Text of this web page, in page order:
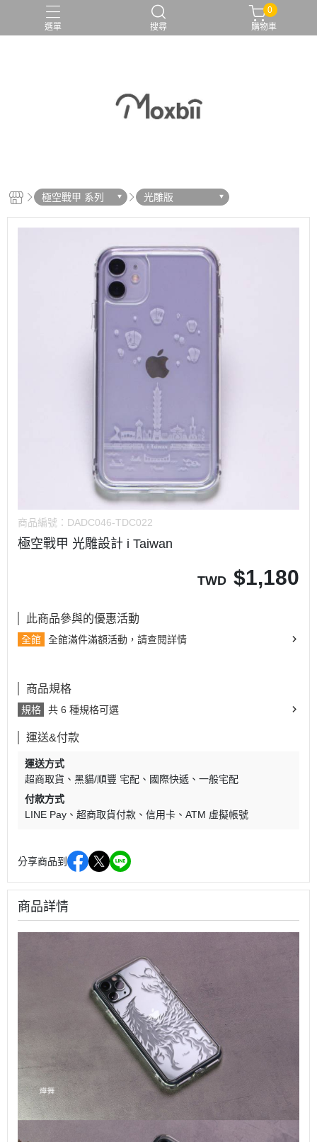
選單 搜尋
0
購物車
極空戰甲 系列 光雕版
商品編號： DADC046-TDC022
極空戰甲 光雕設計 i Taiwan
TWD $1,180
此商品參與的優惠活動
全館 全館滿件滿額活動，請查閱詳情
商品規格
規格 共 6 種規格可選
運送&付款
運送方式
超商取貨
黑貓/順豐 宅配 國際快遞
一般宅配
付款方式
LINE Pay
超商取貨付款 信用卡 ATM 虛擬帳號
分享商品到
商品詳情